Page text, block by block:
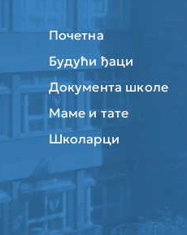
Почетна
Будући ђаци
Документа школе
Маме и тате
Школарци